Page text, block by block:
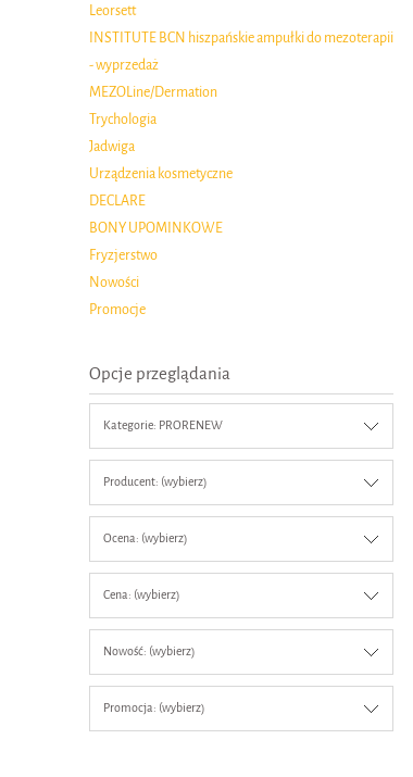
Leorsett
INSTITUTE BCN hiszpańskie ampułki do mezoterapii
- wyprzedaż
MEZOLine/Dermation
Trychologia
Jadwiga
Urządzenia kosmetyczne
DECLARE
BONY UPOMINKOWE
Fryzjerstwo
Nowości
Promocje
Opcje przeglądania
Kategorie: PRORENEW
Producent: (wybierz)
Ocena: (wybierz)
Cena: (wybierz)
Nowość: (wybierz)
Promocja: (wybierz)